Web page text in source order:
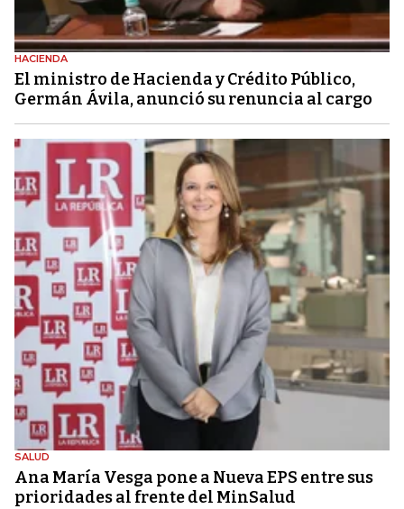
HACIENDA
El ministro de Hacienda y Crédito Público,
Germán Ávila, anunció su renuncia al cargo
SALUD
Ana María Vesga pone a Nueva EPS entre sus
prioridades al frente del MinSalud